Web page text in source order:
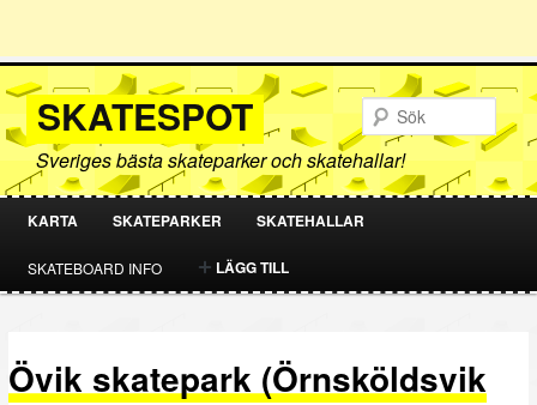
SKATESPOT
Sveriges bästa skateparker och skatehallar!
HOPPA
TILL
HOPPA
TILL
KARTA SKATEPARKER SKATEHALLAR
SKATEBOARD INFO LÄGG TILL
Övik skatepark (Örnsköldsvik